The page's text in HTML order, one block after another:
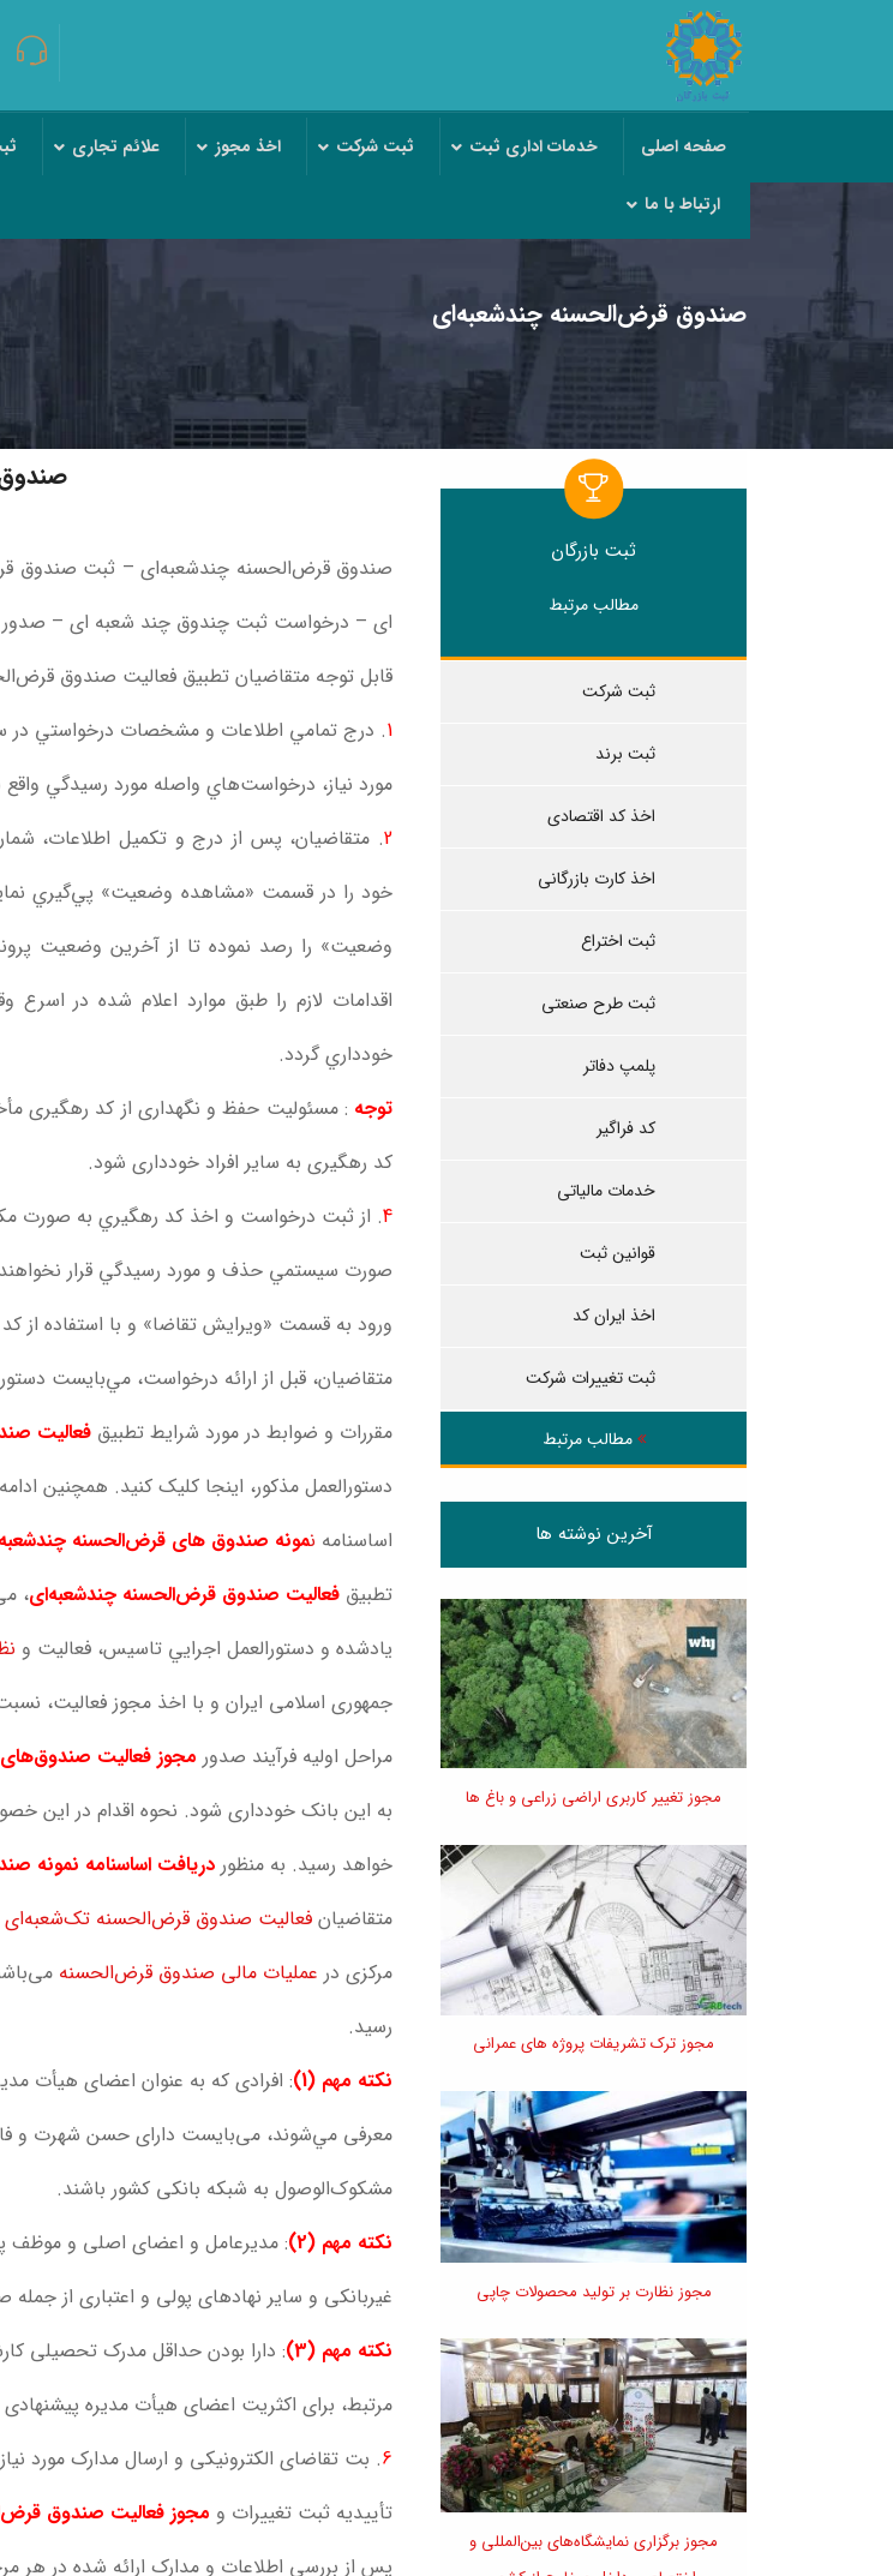
صفحه اصلی خدمات اداری ثبت ثبت شرکت اخذ مجوز علائم تجاری
ارتباط با ما
صندوق قرض‌الحسنه چند‌شعبه‌ای
صندوق قرض‌الحسنه چند‌شعبه‌ای – ثبت صندوق
ای – درخواست ثبت چندوق چند شعبه ای –
قابل توجه متقاضیان تطبیق فعالیت صندوق
1. درج تمامي اطلاعات و مشخصات درخواستي در
مورد نیاز، درخواست‌هاي واصله مورد رسيدگي
2. متقاضيان، پس از درج و تکميل اطلاعات،
خود را در قسمت «مشاهده وضعيت» پي‌گيري
وضعیت» را رصد نموده تا از آخرین وضعیت
اقدامات لازم را طبق موارد اعلام شده در
خودداري گردد.
توجه : مسئولیت حفظ و نگهداری از کد رهگیری
کد رهگیری به سایر افراد خودداری شود.
4. از ثبت درخواست و اخذ کد رهگيري به صورت
صورت سيستمي حذف و مورد رسيدگي قرار
ورود به قسمت «ویرایش تقاضا» و با استفاده از
متقاضيان، قبل از ارائه درخواست، مي‌بایست
مقررات و ضوابط در مورد شرايط تطبیق فعاليت
دستورالعمل مذکور، اینجا کليک کنيد. همچنین ادامه
اساسنامه نمونه صندوق های قرض‌الحسنه
تطبیق فعالیت صندوق قرض‌الحسنه چند‌شعبه‌ای،
یادشده و دستورالعمل اجرايي تاسيس، فعاليت و
جمهوری اسلامی ایران و با اخذ مجوز فعالیت،
مراحل اولیه فرآیند صدور مجوز فعالیت
به این بانک خودداری شود. نحوه اقدام در این
خواهد رسید. به منظور دریافت اساسنامه نمونه
متقاضیان فعالیت صندوق قرض‌الحسنه تک‌شعبه‌ای
مرکزی در عملیات مالی صندوق قرض‌الحسنه
رسيد.
نکته مهم (1) : افرادی که به عنوان اعضای هیأت
معرفی مي‌شوند، می‌بایست دارای حسن شهرت و
مشکوک‌الوصول به شبکه بانکی کشور باشند.
نکته مهم (2)
: مدیرعامل و اعضای اصلی و موظف
غیربانکی و سایر نهادهای پولی و اعتباری از
نکته مهم (3)
مرتبط، برای اکثریت اعضای هیأت مدیره
6. بت تقاضای الکترونیکی و ارسال مدارک مورد
تأییدیه ثبت تغییرات و مجوز فعالیت صندوق
پس از بررسی اطلاعات و مدارک ارائه شده در هر
ثبت بازرگان
مطالب مرتبط
ثبت شرکت
ثبت برند
اخذ کد اقتصادی
اخذ کارت بازرگانی
ثبت اختراع
ثبت طرح صنعتی
پلمپ دفاتر
کد فراگیر
خدمات مالیاتی
قوانین ثبت
اخذ ایران کد
ثبت تغییرات شرکت
مطالب مرتبط
آخرین نوشته ها
مجوز تغییر کاربری اراضی زراعی و باغ ها
مجوز ترک تشریفات پروژه های عمرانی
مجوز نظارت بر تولید محصولات چاپی
مجوز برگزاری نمایشگاه‌های بین‌المللی و